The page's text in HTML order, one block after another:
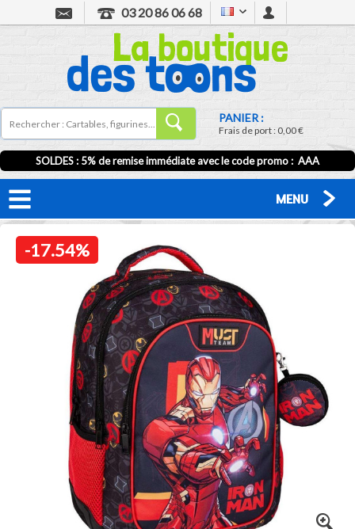
03 20 86 06 68
PANIER :
Frais de port :0,00 €
SOLDES : 5% de remise immédiate avec le code promo : AAA
MENU
-17.54%